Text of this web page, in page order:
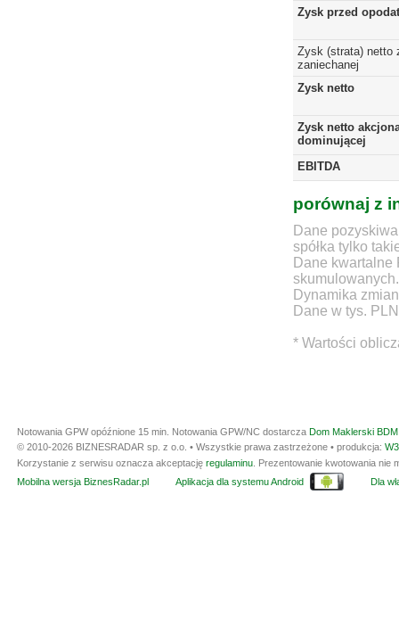
Zysk przed
Zysk (strata) netto
zaniechanej
Zysk netto
Zysk netto
dominującej
EBITDA
porównaj z
Dane
spółka tylko
Dane
skumulowanych.
Dynamika
Dane w tys. PLN
* Wartości
Notowania GPW opóźnione 15 min. Notowania GPW/NC dostarcza Dom Maklerski
© 2010-2026 BIZNESRADAR sp. z o.o. • Wszystkie prawa zastrzeżone • produkcja:
Korzystanie z serwisu oznacza akceptację regulaminu . Prezentowanie kwotowania
Mobilna wersja BiznesRadar.pl
Aplikacja dla systemu Android Dla